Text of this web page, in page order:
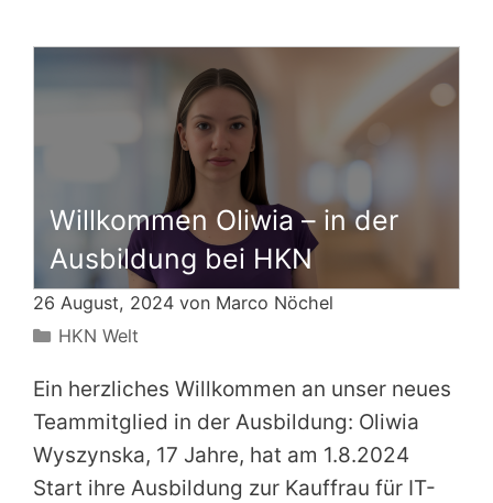
Willkommen Oliwia – in der
Ausbildung bei HKN
26 August, 2024 von Marco Nöchel
Kategorien
HKN Welt
Ein herzliches Willkommen an unser neues
Teammitglied in der Ausbildung: Oliwia
Wyszynska, 17 Jahre, hat am 1.8.2024
Start ihre Ausbildung zur Kauffrau für IT-